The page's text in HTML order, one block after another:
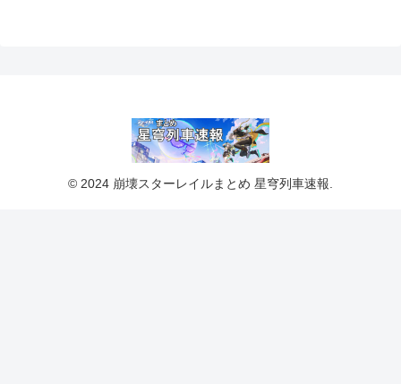
© 2024 崩壊スターレイルまとめ 星穹列車速報.